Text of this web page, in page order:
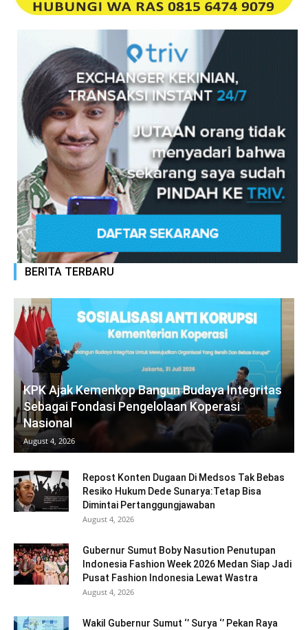
BERITA TERBARU
KPK Ajak Kemenkop Bangun Budaya Integritas
Sebagai Fondasi Pengelolaan Koperasi
Nasional
August 4, 2026
Repost Konten Dugaan Di Medsos Tak Bebas
Resiko Hukum Dede Sunarya:Tetap Bisa
Dimintai Pertanggungjawaban
August 4, 2026
Gubernur Sumut Boby Nasution Penutupan
Indonesia Fashion Week 2026 Medan Siap Jadi
Pusat Fashion Indonesia Lewat Wastra
August 4, 2026
Wakil Gubernur Sumut ‘’ Surya ‘’ Pekan Raya